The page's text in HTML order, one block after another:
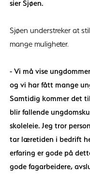
sier Sjøen.
Sjøen understreker at
mange muligheter.
- Vi må vise
og vi har fått mange
Samtidig kommer det
blir fallende
skoleleie. Jeg tror
tar læretiden i bedrift
erfaring er gode på
gode fagarbeidere,